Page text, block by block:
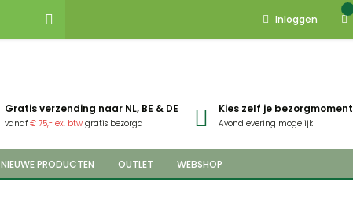
Inloggen
Gratis verzending naar NL, BE & DE
vanaf€ 75,- ex. btw gratis bezorgd
Kies zelf je bezorgmoment
Avondlevering mogelijk
NIEUWE PRODUCTEN OUTLET WEBSHOP